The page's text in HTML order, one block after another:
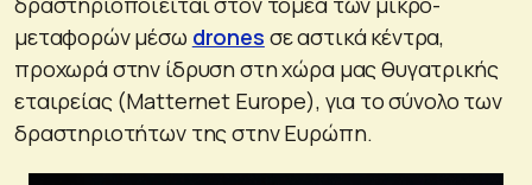
μεταφορών μέσω drones σε αστικά κέντρα,
προχωρά στην ίδρυση στη χώρα μας θυγατρικής
εταιρείας (Matternet Europe), για το σύνολο των
δραστηριοτήτων της στην Ευρώπη.